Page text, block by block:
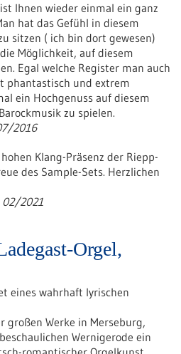
Ihnen wieder einmal ein ganz
hat das Gefühl in diesem
sitzen ( ich bin dort gewesen)
Möglichkeit, auf diesem
Egal welche Register man auch
phantastisch und extrem
ein Hochgenuss auf diesem
zu spielen.
2016
Klang-Präsenz der Riepp-
des Sample-Sets. Herzlichen
02/2021
Orgel,
eines wahrhaft lyrischen
großen Werke in Merseburg,
Wernigerode ein